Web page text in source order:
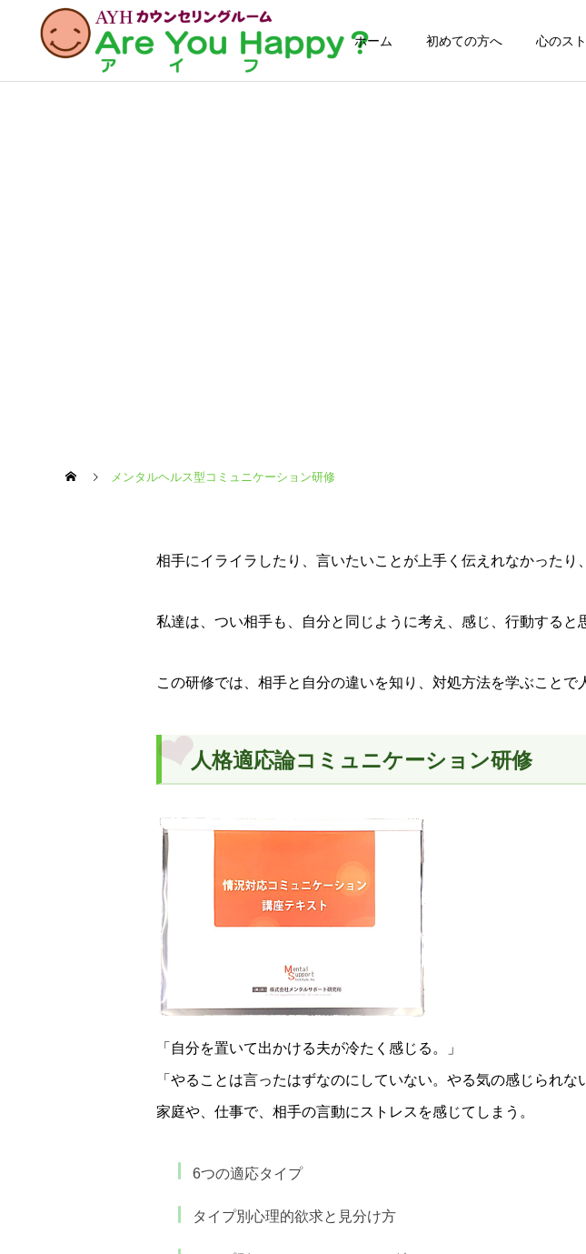
ホーム 初めての方へ 心のス
メンタルヘルス型コミュニケーション研修
相手にイライラしたり、言いたいことが上手く伝えれなかったり
私達は、つい相手も、自分と同じように考え、感じ、行動すると
この研修では、相手と自分の違いを知り、対処方法を学ぶこと
人格適応論コミュニケーション研修
「自分を置いて出かける夫が冷たく感じる。」
「やることは言ったはずなのにしていない。やる気の感じられな
家庭や、仕事で、相手の言動にストレスを感じてしまう。
6つの適応タイプ
タイプ別心理的欲求と見分け方